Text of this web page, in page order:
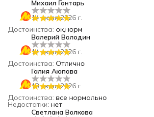
Михаил Гонтарь
14 июля 2026 г.
Достоинства: ок,норм
Валерий Володин
14 июля 2026 г.
Достоинства: Отлично
Галия Аюпова
13 июля 2026 г.
Достоинства: все нормально
Недостатки: нет
Светлана Волкова